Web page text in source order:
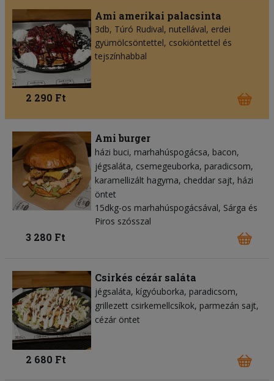
Ami amerikai palacsinta
3db, Túró Rudival, nutellával, erdei
gyümölcsöntettel, csokiöntettel és
tejszínhabbal
2 290 Ft
Ami burger
házi buci marhahúspogácsa bacon
jégsaláta csemegeuborka paradicsom
karamellizált hagyma cheddar sajt házi
öntet
15dkg-os marhahúspogácsával, Sárga és
Piros szósszal
3 280 Ft
Csirkés cézár saláta
jégsaláta kígyóuborka paradicsom
grillezett csirkemellcsíkok parmezán sajt
cézár öntet
2 680 Ft